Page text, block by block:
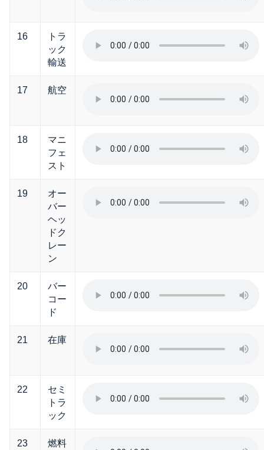
16
トラ
ック
輸送
17 航空
18
マニ
フェ
スト
19
オー
バー
ヘッ
ドク
レー
ン
20
バー
コー
ド
21 在庫
22
セミ
トラ
ック
23
燃料